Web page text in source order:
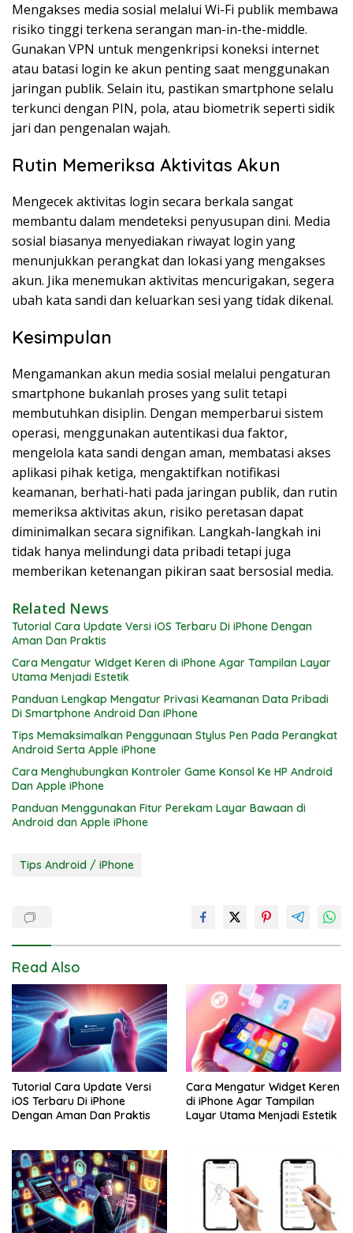
Mengakses media sosial melalui Wi-Fi publik membawa
risiko tinggi terkena serangan man-in-the-middle.
Gunakan VPN untuk mengenkripsi koneksi internet
atau batasi login ke akun penting saat menggunakan
jaringan publik. Selain itu, pastikan smartphone selalu
terkunci dengan PIN, pola, atau biometrik seperti sidik
jari dan pengenalan wajah.
Rutin Memeriksa Aktivitas Akun
Mengecek aktivitas login secara berkala sangat
membantu dalam mendeteksi penyusupan dini. Media
sosial biasanya menyediakan riwayat login yang
menunjukkan perangkat dan lokasi yang mengakses
akun. Jika menemukan aktivitas mencurigakan, segera
ubah kata sandi dan keluarkan sesi yang tidak dikenal.
Kesimpulan
Mengamankan akun media sosial melalui pengaturan
smartphone bukanlah proses yang sulit tetapi
membutuhkan disiplin. Dengan memperbarui sistem
operasi, menggunakan autentikasi dua faktor,
mengelola kata sandi dengan aman, membatasi akses
aplikasi pihak ketiga, mengaktifkan notifikasi
keamanan, berhati-hati pada jaringan publik, dan rutin
memeriksa aktivitas akun, risiko peretasan dapat
diminimalkan secara signifikan. Langkah-langkah ini
tidak hanya melindungi data pribadi tetapi juga
memberikan ketenangan pikiran saat bersosial media.
Related News
Tutorial Cara Update Versi iOS Terbaru Di iPhone Dengan
Aman Dan Praktis
Cara Mengatur Widget Keren di iPhone Agar Tampilan Layar
Utama Menjadi Estetik
Panduan Lengkap Mengatur Privasi Keamanan Data Pribadi
Di Smartphone Android Dan iPhone
Tips Memaksimalkan Penggunaan Stylus Pen Pada Perangkat
Android Serta Apple iPhone
Cara Menghubungkan Kontroler Game Konsol Ke HP Android
Dan Apple iPhone
Panduan Menggunakan Fitur Perekam Layar Bawaan di
Android dan Apple iPhone
Tips Android / iPhone
Read Also
Tutorial Cara Update Versi
iOS Terbaru Di iPhone
Dengan Aman Dan Praktis
Cara Mengatur Widget Keren
di iPhone Agar Tampilan
Layar Utama Menjadi Estetik